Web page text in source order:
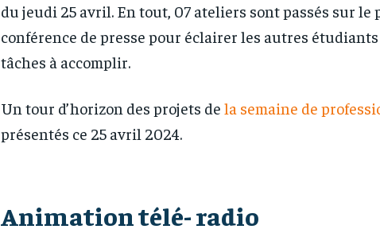
du jeudi 25 avril. En tout, 07 ateliers sont passés sur le
conférence de presse pour éclairer les autres
tâches à accomplir.
Un tour d’horizon des projets de la semaine de
présentés ce 25 avril 2024.
Animation télé- radio